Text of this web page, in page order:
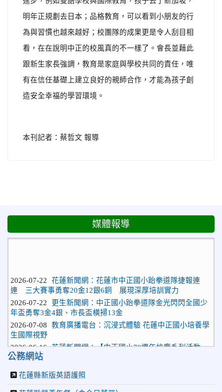
明年正規劃去日本；品格教育，可以看到小朋友的行
為與習慣也越來越好；校團隊的成果更是令人刮目相
看，在在說明中正的校風真的不一樣了。會長並藉此
跟新生家長強調，教育是家庭與學校共同的責任，唯
有在信任基礎上建立良好的親師合作，才能為孩子創
造安全幸福的學習環境。
本刊記者：蔡哲文 報導
媒體報導
連 三大賽事勇奪20金12銀6銅 展現深厚培訓實力
年盃勇奪3金4銀、市長盃橫掃13金
生國際視野
「游藝飛揚」晚會登場】 師生家長齊聚一堂 共譜「時光樂
章．經典再現」
2026-06-16 更生新聞網：中正國小創校70週年「游藝飛揚」
才藝晚會登場
公務網站
花蓮縣新版英語護照